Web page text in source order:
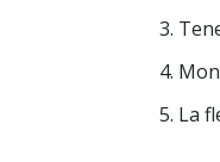
La